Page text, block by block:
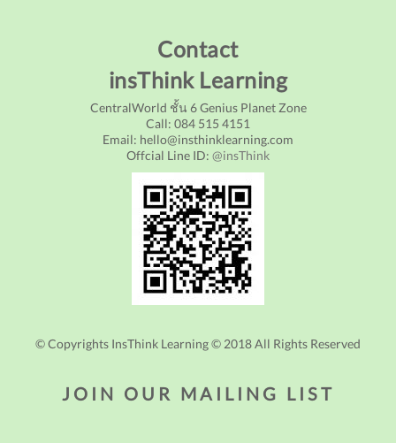
Contact
insThink Learning
CentralWorld ชั้น 6 Genius Planet Zone
Call: 084 515 4151
Email: hello@insthinklearning.com
Offcial Line ID: @insThink
© Copyrights InsThink Learning © 2018 All Rights Reserved
JOIN OUR MAILING LIST